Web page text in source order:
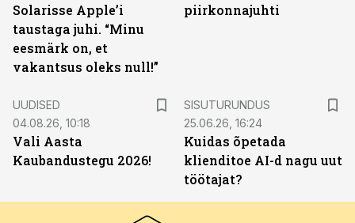
Solarisse Apple’i
taustaga juhi. “Minu
eesmärk on, et
vakantsus oleks null!”
piirkonnajuhti
UUDISED
04.08.26, 10:18
Vali Aasta
Kaubandustegu 2026!
SISUTURUNDUS
25.06.26, 16:24
Kuidas õpetada
klienditoe AI-d nagu uut
töötajat?